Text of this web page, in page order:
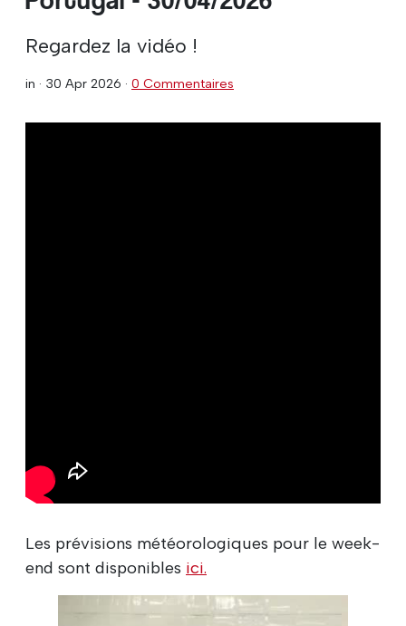
Regardez la vidéo !
in · 30 Apr 2026 · 0 Commentaires
Les prévisions météorologiques pour le week-
end sont disponibles ici.